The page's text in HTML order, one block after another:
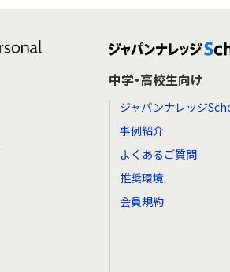
中学・高校生向け
ジャパンナレッジ
事例紹介
よくあるご質問
推奨環境
会員規約